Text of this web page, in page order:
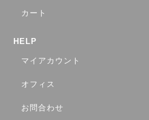
カート
HELP
マイアカウント
オフィス
お問合わせ